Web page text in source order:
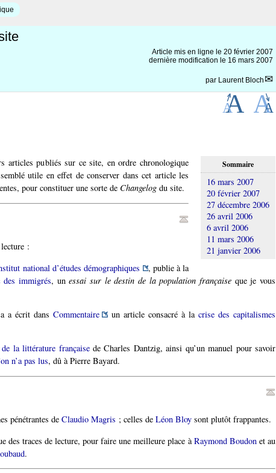
Article mis en ligne le 20 février 2007
dernière modification le 16 mars 2007
par Laurent Bloch
Sommaire
16 mars 2007
20 février 2007
27 décembre 2006
26 avril 2006
6 avril 2006
11 mars 2006
21 janvier 2006
articles publiés sur ce site, en ordre chronologique
utile en effet de conserver dans cet article les
pour constituer une sorte de Changelog du site.
:
national d’études démographiques
, publie à la
des immigrés, unessai sur le destin de la population française que je vous
a écrit dans Commentaire un article consacré à la crise des capitalismes
la littérature françaisede Charles Dantzig, ainsi qu’un manuel pour savoir
n’a pas lus, dû à Pierre Bayard.
pénétrantes de Claudio Magris ; celles de Léon Bloy sont plutôt frappantes.
des traces de lecture, pour faire une meilleure place à Raymond Boudonet au
.